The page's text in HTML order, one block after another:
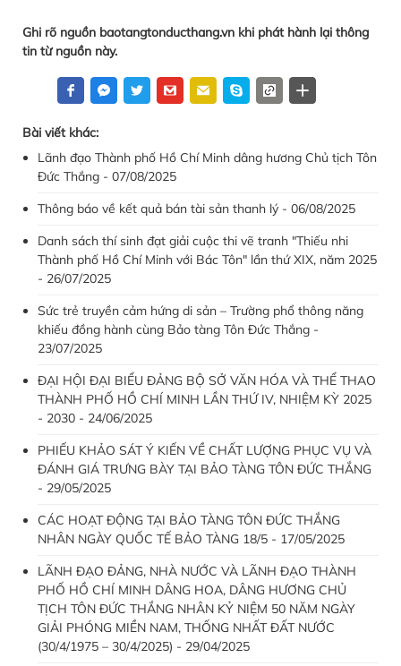
Ghi rõ nguồn baotangtonducthang.vn khi phát hành lại thông
tin từ nguồn này.
Bài viết khác:
Lãnh đạo Thành phố Hồ Chí Minh dâng hương Chủ tịch Tôn
Đức Thắng - 07/08/2025
Thông báo về kết quả bán tài sản thanh lý - 06/08/2025
Danh sách thí sinh đạt giải cuộc thi vẽ tranh "Thiếu nhi
Thành phố Hồ Chí Minh với Bác Tôn" lần thứ XIX, năm 2025
- 26/07/2025
Sức trẻ truyền cảm hứng di sản – Trường phổ thông năng
khiếu đồng hành cùng Bảo tàng Tôn Đức Thắng -
23/07/2025
ĐẠI HỘI ĐẠI BIỂU ĐẢNG BỘ SỞ VĂN HÓA VÀ THỂ THAO
THÀNH PHỐ HỒ CHÍ MINH LẦN THỨ IV, NHIỆM KỲ 2025
- 2030 - 24/06/2025
PHIẾU KHẢO SÁT Ý KIẾN VỀ CHẤT LƯỢNG PHỤC VỤ VÀ
ĐÁNH GIÁ TRƯNG BÀY TẠI BẢO TÀNG TÔN ĐỨC THẮNG
- 29/05/2025
CÁC HOẠT ĐỘNG TẠI BẢO TÀNG TÔN ĐỨC THẮNG
NHÂN NGÀY QUỐC TẾ BẢO TÀNG 18/5 - 17/05/2025
LÃNH ĐẠO ĐẢNG, NHÀ NƯỚC VÀ LÃNH ĐẠO THÀNH
PHỐ HỒ CHÍ MINH DÂNG HOA, DÂNG HƯƠNG CHỦ
TỊCH TÔN ĐỨC THẮNG NHÂN KỶ NIỆM 50 NĂM NGÀY
GIẢI PHÓNG MIỀN NAM, THỐNG NHẤT ĐẤT NƯỚC
(30/4/1975 – 30/4/2025) - 29/04/2025